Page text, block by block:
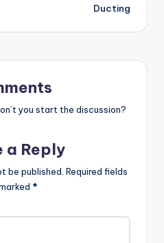
Ducting
you start the discussion?
a Reply
be published. Required fields
*